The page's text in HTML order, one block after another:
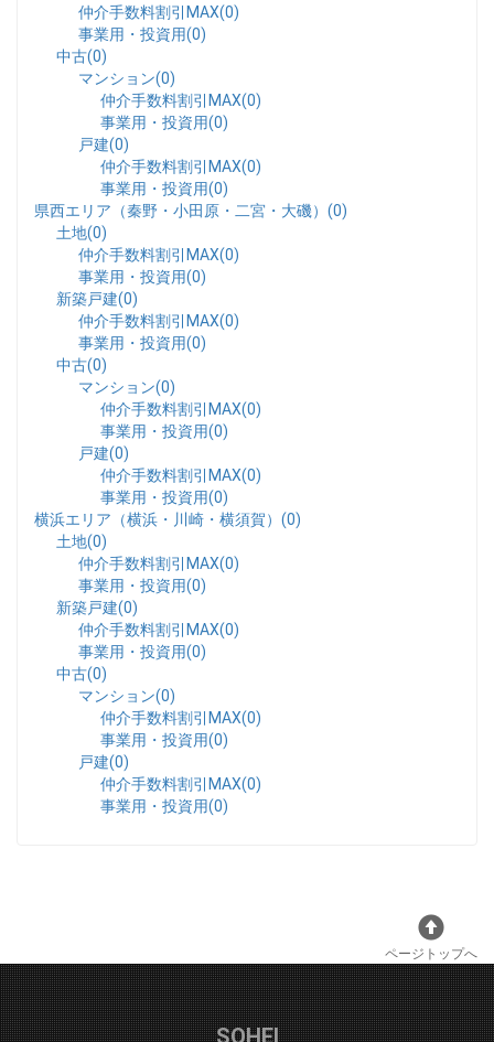
仲介手数料割引MAX(0)
事業用・投資用(0)
中古(0)
マンション(0)
仲介手数料割引MAX(0)
事業用・投資用(0)
戸建(0)
仲介手数料割引MAX(0)
事業用・投資用(0)
県西エリア（秦野・小田原・二宮・大磯）(0)
土地(0)
仲介手数料割引MAX(0)
事業用・投資用(0)
新築戸建(0)
仲介手数料割引MAX(0)
事業用・投資用(0)
中古(0)
マンション(0)
仲介手数料割引MAX(0)
事業用・投資用(0)
戸建(0)
仲介手数料割引MAX(0)
事業用・投資用(0)
横浜エリア（横浜・川崎・横須賀）(0)
土地(0)
仲介手数料割引MAX(0)
事業用・投資用(0)
新築戸建(0)
仲介手数料割引MAX(0)
事業用・投資用(0)
中古(0)
マンション(0)
仲介手数料割引MAX(0)
事業用・投資用(0)
戸建(0)
仲介手数料割引MAX(0)
事業用・投資用(0)
ページトップへ
SOHEI